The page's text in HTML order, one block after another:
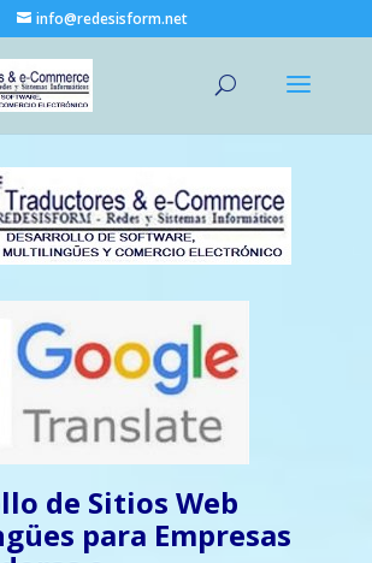
info@redesisform.net
de Sitios Web
para Empresas